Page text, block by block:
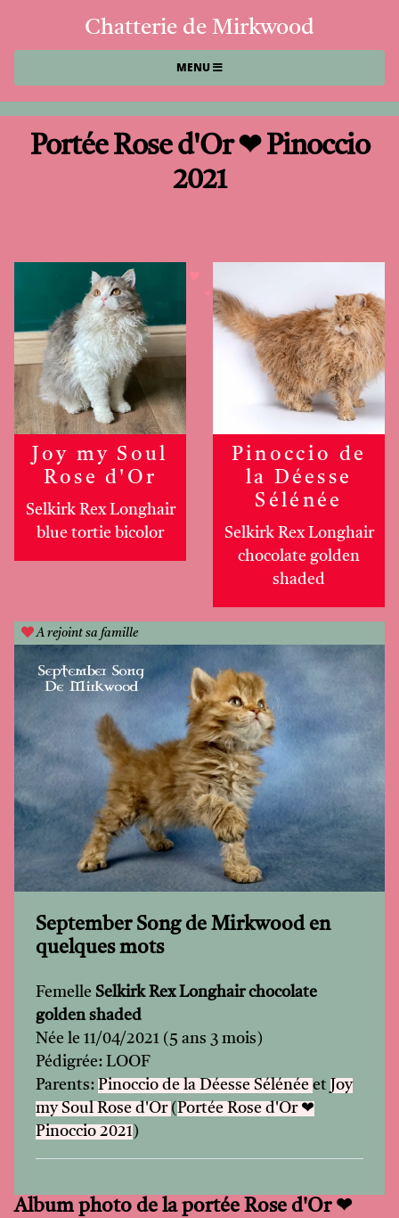
Chatterie de Mirkwood
MENU
Portée Rose d'Or ❤ Pinoccio
2021
♥
♥
♥
♥
♥
♥
Joy my Soul
Rose d'Or
Selkirk Rex Longhair
blue tortie bicolor
Pinoccio de
la Déesse
Sélénée
Selkirk Rex Longhair
chocolate golden
shaded
A rejoint sa famille
September Song de Mirkwood en
quelques mots
Femelle Selkirk Rex Longhair chocolate
golden shaded
Née le 11/04/2021 (5 ans 3 mois)
Pédigrée: LOOF
Parents: Pinoccio de la Déesse Sélénée et Joy
my Soul Rose d'Or (Portée Rose d'Or ❤
Pinoccio 2021)
Album photo de la portée Rose d'Or ❤